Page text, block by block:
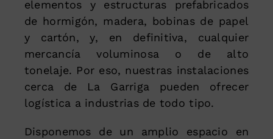
elementos y estructuras prefabricados
de hormigón, madera, bobinas de papel
y cartón, y, en definitiva, cualquier
mercancía voluminosa o de alto
tonelaje. Por eso, nuestras instalaciones
cerca de La Garriga pueden ofrecer
logística a industrias de todo tipo.
Disponemos de un amplio espacio en